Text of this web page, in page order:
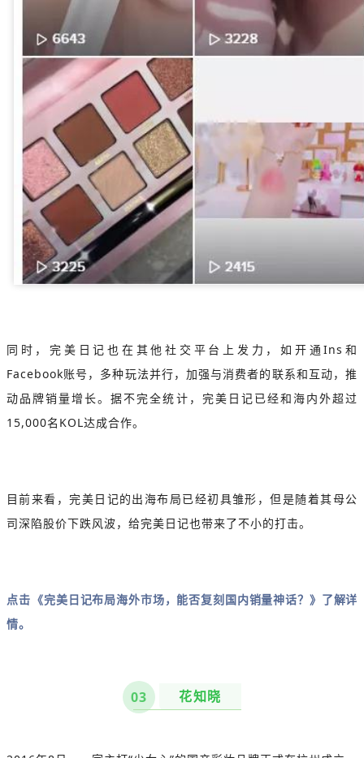
同时，完美日记也在其他社交平台上发力，如开通Ins和
Facebook账号，多种玩法并行，加强与消费者的联系和互动，推
动品牌销量增长。据不完全统计，完美日记已经和海内外超过
15,000名KOL达成合作。
目前来看，完美日记的出海布局已经初具雏形，但是随着其母公
司深陷股价下跌风波，给完美日记也带来了不小的打击。
点击 《完美日记布局海外市场，能否复刻国内销量神话？》了解详
情。
03 花知晓